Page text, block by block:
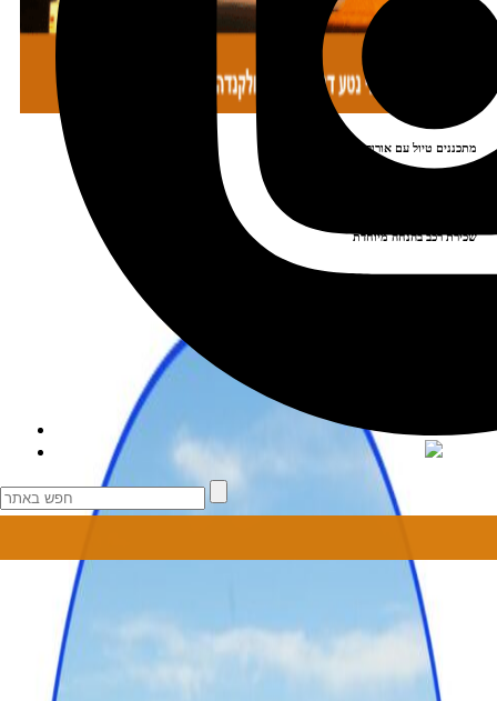
מתכננים טיול עם אורורה
שכירת רכב בהנחה מיוחדת